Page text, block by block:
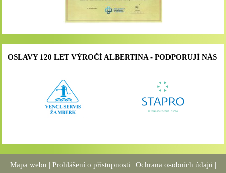
OSLAVY 120 LET VÝROČÍ ALBERTINA - PODPORUJÍ NÁS
Mapa webu | Prohlášení o přístupnosti | Ochrana osobních údajů |